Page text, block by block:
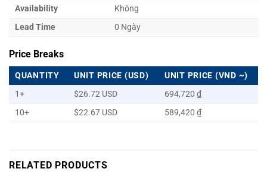
Availability
Không
Lead Time
0 Ngày
Price Breaks
QUANTITY UNIT PRICE (USD)
UNIT PRICE (VND ~)
1+
$26.72 USD
694,720 ₫
10+
$22.67 USD 589,420 ₫
RELATED PRODUCTS